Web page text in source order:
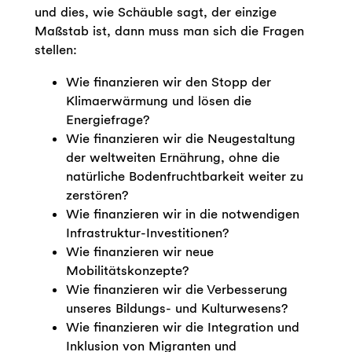
und dies, wie Schäuble sagt, der einzige
Maßstab ist, dann muss man sich die Fragen
stellen:
Wie finanzieren wir den Stopp der
Klimaerwärmung und lösen die
Energiefrage?
Wie finanzieren wir die Neugestaltung
der weltweiten Ernährung, ohne die
natürliche Bodenfruchtbarkeit weiter zu
zerstören?
Wie finanzieren wir in die notwendigen
Infrastruktur-Investitionen?
Wie finanzieren wir neue
Mobilitätskonzepte?
Wie finanzieren wir die Verbesserung
unseres Bildungs- und Kulturwesens?
Wie finanzieren wir die Integration und
Inklusion von Migranten und